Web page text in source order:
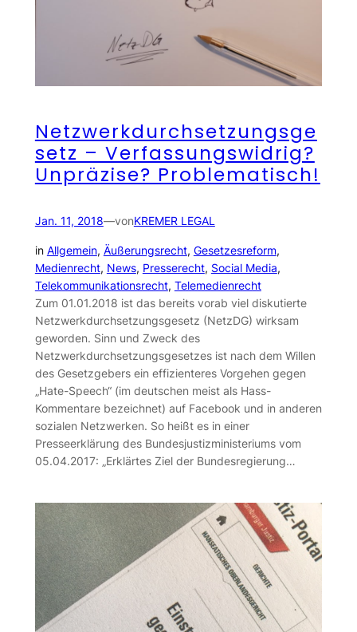
Netzwerkdurchsetzungsge
setz – Verfassungswidrig?
Unpräzise? Problematisch!
Jan. 11, 2018—vonKREMER LEGAL
in Allgemein, Äußerungsrecht, Gesetzesreform
Medienrecht, News, Presserecht, Social Media
Telekommunikationsrecht, Telemedienrecht
Zum 01.01.2018 ist das bereits vorab viel diskutierte
Netzwerkdurchsetzungsgesetz (NetzDG) wirksam
geworden. Sinn und Zweck des
Netzwerkdurchsetzungsgesetzes ist nach dem Willen
des Gesetzgebers ein effizienteres Vorgehen gegen
„Hate-Speech“ (im deutschen meist als Hass-
Kommentare bezeichnet) auf Facebook und in anderen
sozialen Netzwerken. So heißt es in einer
Presseerklärung des Bundesjustizministeriums vom
05.04.2017: „Erklärtes Ziel der Bundesregierung…